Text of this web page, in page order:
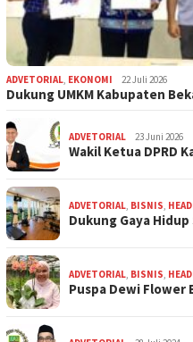
ADVETORIAL, EKONOMI 22 Juli 2026
Dukung UMKM Kabupaten
ADVETORIAL 23 Juni 2026
Wakil Ketua DPRD
ADVETORIAL, BISNIS,
Dukung Gaya
ADVETORIAL, BISNIS,
Puspa Dewi